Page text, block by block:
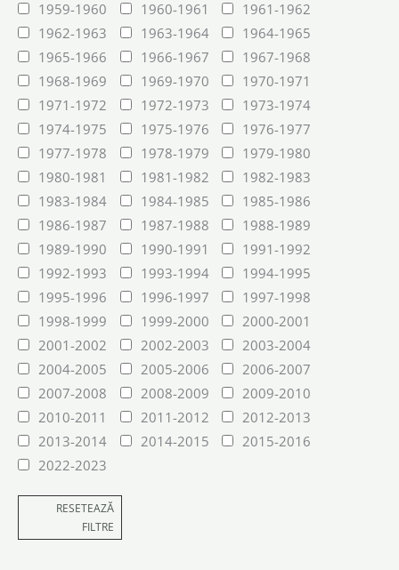
1959-1960
1960-1961
1961-1962
1962-1963
1963-1964
1964-1965
1965-1966
1966-1967
1967-1968
1968-1969
1969-1970
1970-1971
1971-1972
1972-1973
1973-1974
1974-1975
1975-1976
1976-1977
1977-1978
1978-1979
1979-1980
1980-1981
1981-1982
1982-1983
1983-1984
1984-1985
1985-1986
1986-1987
1987-1988
1988-1989
1989-1990
1990-1991
1991-1992
1992-1993
1993-1994
1994-1995
1995-1996
1996-1997
1997-1998
1998-1999
1999-2000
2000-2001
2001-2002
2002-2003
2003-2004
2004-2005
2005-2006
2006-2007
2007-2008
2008-2009
2009-2010
2010-2011
2011-2012
2012-2013
2013-2014
2014-2015
2015-2016
2022-2023
RESETEAZĂ
FILTRE